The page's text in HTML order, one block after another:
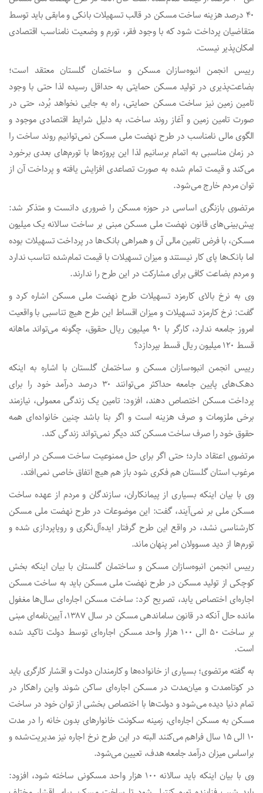
۴۰ درصد هزینه ساخت مسکن در قالب تسهیلات بانکی و مابقی باید توسط
متقاضیان پرداخت شود که با وجود فقر، تورم و وضعیت نامناسب اقتصادی
امکان‌پذیر نیست.
رییس انجمن انبوه‌سازان مسکن و ساختمان گلستان معتقد است؛
بضاعت‌پذیری در تولید مسکن حمایتی به حداقل رسیده لذا حتی با وجود
تامین زمین نیز ساخت مسکن حمایتی، راه به جایی نخواهد بُرد، حتی در
صورت تامین زمین و آغاز روند ساخت، به دلیل شرایط اقتصادی موجود و
الگوی مالی نامناسب در طرح نهضت ملی مسکن نمی‌توانیم روند ساخت را
در زمان مناسبی به اتمام برسانیم لذا این پروژه‌ها با تورم‌های بعدی برخورد
می‌کند و قیمت تمام شده به صورت تصاعدی افزایش یافته و پرداخت آن از
توان مردم خارج می‌شود.
مرتضوی بازنگری اساسی در حوزه مسکن را ضروری دانست و متذکر شد:
پیش‌بینی‌های قانون نهضت ملی مسکن مبنی بر ساخت سالانه یک میلیون
مسکن، با فرض تامین مالی آن و همراهی بانک‌ها در پرداخت تسهیلات بوده
اما بانک‌ها پای کار نیستند و میزان تسهیلات با قیمت تمام‌شده تناسب ندارد
و مردم بضاعت کافی برای مشارکت در این طرح را ندارند.
وی به نرخ بالای کارمزد تسهیلات طرح نهضت ملی مسکن اشاره کرد و
گفت: نرخ کارمزد تسهیلات و میزان اقساط این طرح هیچ تناسبی با واقعیت
امروز جامعه ندارد، کارگر با ۹۰ میلیون ریال حقوق، چگونه می‌تواند ماهانه
قسط ۱۲۰ میلیون ریال قسط بپردازد؟
رییس انجمن انبوه‌سازان مسکن و ساختمان گلستان با اشاره به اینکه
دهک‌های پایین جامعه حداکثر می‌توانند ۳۰ درصد درآمد خود را برای
پرداخت مسکن اختصاص دهند، افزود: تامین یک زندگی معمولی، نیازمند
برخی ملزومات و صرف هزینه است و اگر بنا باشد چنین خانواده‌ای همه
حقوق خود را صرف ساخت مسکن کند دیگر نمی‌تواند زندگی کند.
مرتضوی اعتقاد دارد؛ حتی اگر برای حل ممنوعیت ساخت مسکن در اراضی
مرغوب استان گلستان هم فکری شود باز هم هیچ اتفاق خاصی نمی‌افتد.
وی با بیان اینکه بسیاری از پیمانکاران، سازندگان و مردم از عهده ساخت
مسکن ملی بر نمی‌آیند، گفت: این موضوعات در طرح نهضت ملی مسکن
کارشناسی نشد، در واقع این طرح گرفتار ایده‌آل‌نگری و رویاپردازی شده و
تورم‌ها از دید مسوولان امر پنهان ماند.
رییس انجمن انبوه‌سازان مسکن و ساختمان گلستان با بیان اینکه بخش
کوچکی از تولید مسکن در طرح نهضت ملی مسکن باید به ساخت مسکن
اجاره‌ای اختصاص یابد، تصریح کرد: ساخت مسکن اجاره‌ای سال‌ها مغفول
مانده حال آنکه در قانون ساماندهی مسکن در سال ۱۳۸۷، آیین‌نامه‌ای مبنی
بر ساخت ۵۰ الی ۱۰۰ هزار واحد مسکن اجاره‌ای توسط دولت تاکید شده
است.
به گفته مرتضوی؛ بسیاری از خانواده‌ها و کارمندان دولت و اقشار کارگری باید
در کوتاه‌مدت و میان‌مدت در مسکن اجاره‌ای ساکن شوند واین راهکار در
تمام دنیا دیده می‌شود و دولت‌ها با اختصاص بخشی از توان خود در ساخت
مسکن به مسکن اجاره‌ای، زمینه سکونت خانوارهای بدون خانه را در مدت
۱۰ الی ۱۵ سال فراهم می‌کنند البته در این طرح نرخ اجاره نیز مدیریت‌شده و
براساس میزان درآمد جامعه هدف، تعیین می‌شود.
وی با بیان اینکه باید سالانه ۱۰۰ هزار واحد مسکونی ساخته شود، افزود: